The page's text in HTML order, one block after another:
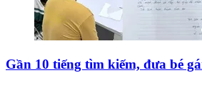
Gần 10 tiếng tìm kiếm, đưa bé